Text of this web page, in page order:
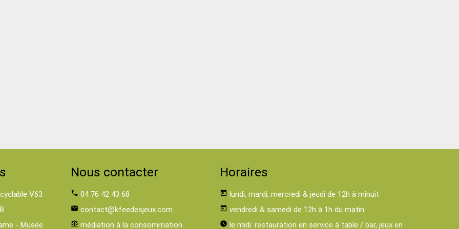
V63
- Musée
Nous contacter
phone 04 76 42 43 68
email contact@kfeedesjeux.com
balance médiation à la consommation
Horaires
today lundi, mardi, mercredi & jeudi de 12h à minuit
today vendredi & samedi de 12h à 1h du matin
watch_later le midi: restauration en service à table / bar, jeux en